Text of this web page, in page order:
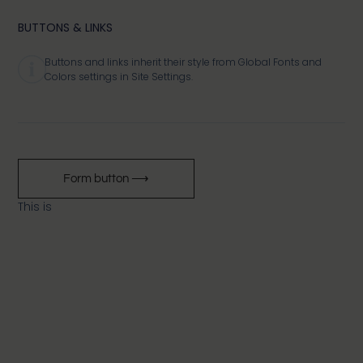
BUTTONS & LINKS
Buttons and links inherit their style from Global Fonts and
Colors settings in Site Settings.
Form button ⟶
This is